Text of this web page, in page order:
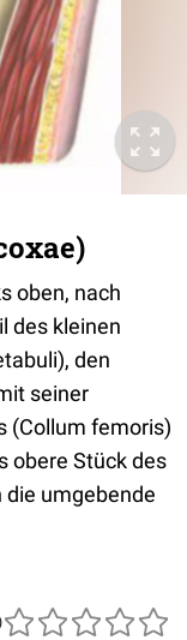
oben, nach
des kleinen
den
seiner
(Collum femoris)
obere Stück des
umgebende